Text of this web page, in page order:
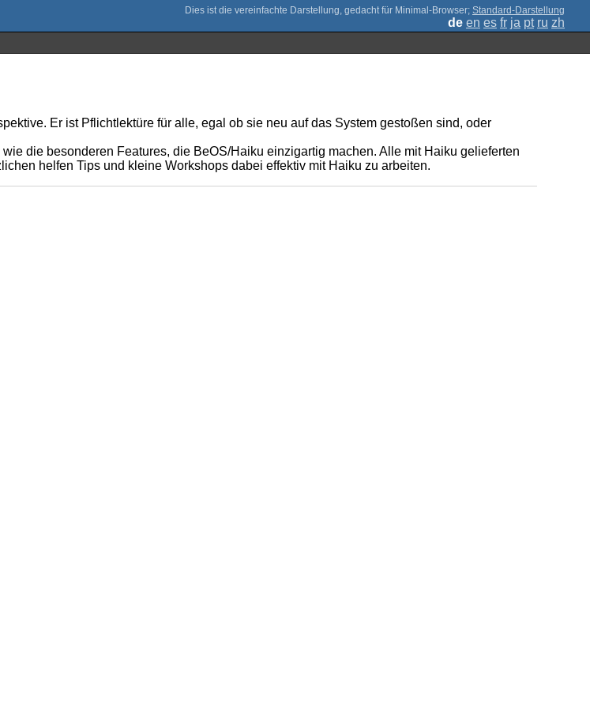
; Standard-Darstellung
de en es fr ja pt ru zh
Er ist Pflichtlektüre für alle, egal ob sie neu auf das System gestoßen sind, oder
die besonderen Features, die BeOS/Haiku einzigartig machen. Alle mit Haiku gelieferten
helfen Tips und kleine Workshops dabei effektiv mit Haiku zu arbeiten.